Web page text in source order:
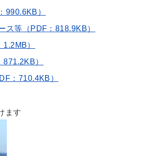
990.6KB）
ス等（PDF：818.9KB）
）
）
：710.4KB）
ます